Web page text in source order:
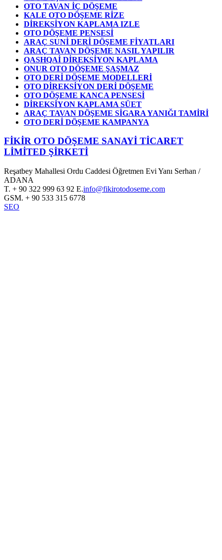
OTO TAVAN İÇ DÖŞEME
KALE OTO DÖŞEME RİZE
DİREKSİYON KAPLAMA IZLE
OTO DÖŞEME PENSESİ
ARAÇ SUNİ DERİ DÖŞEME FİYATLARI
ARAÇ TAVAN DÖŞEME NASIL YAPILIR
QASHQAİ DİREKSİYON KAPLAMA
ONUR OTO DÖŞEME ŞAŞMAZ
OTO DERİ DÖŞEME MODELLERİ
OTO DİREKSİYON DERİ DÖŞEME
OTO DÖŞEME KANCA PENSESİ
DİREKSİYON KAPLAMA SÜET
ARAÇ TAVAN DÖŞEME SİGARA YANIĞI TAMİRİ
OTO DERİ DÖŞEME KAMPANYA
FİKİR OTO DÖŞEME SANAYİ TİCARET
LİMİTED ŞİRKETİ
Reşatbey Mahallesi Ordu Caddesi Öğretmen Evi Yanı Serhan /
ADANA
T. + 90 322 999 63 92 E.info@fikirotodoseme.com
GSM. + 90 533 315 6778
SEO